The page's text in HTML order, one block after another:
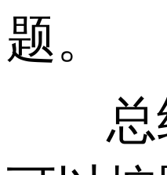
题。
总结